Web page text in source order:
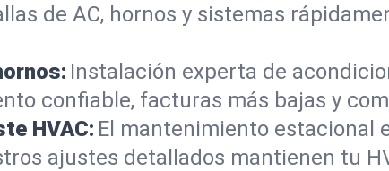
de AC, hornos y sistemas
Instalación experta de
confiable, facturas más bajas y
HVAC: El mantenimiento estacional
ajustes detallados mantienen tu